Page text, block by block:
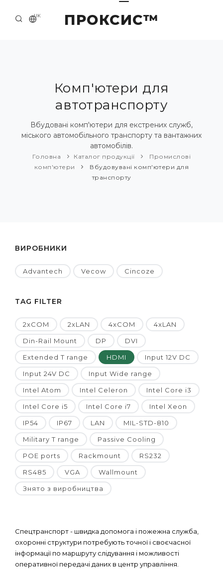
ПРОКСИС™
UK
ПРИКЛАДИ ТА РІШЕННЯ
КАТАЛОГ ПРОДУКЦІЇ
Комп'ютери для
автотранспорту
Вбудовані комп'ютери для екстрених служб,
міського автомобільного транспорту та вантажних
автомобілів.
Головна Каталог продукції
Промислові
комп'ютери
Вбудовувані комп'ютери для
транспорту
ВИРОБНИКИ
Advantech Vecow Cincoze
TAG FILTER
2xCOM 2xLAN 4xCOM 4xLAN
Din-Rail Mount DP DVI
Extended T range HDMI Input 12V DC
Input 24V DC Input Wide range
Intel Atom Intel Celeron Intel Core i3
Intel Core i5 Intel Core i7 Intel Xeon
IP54 IP67 LAN MIL-STD-810
Military T range Passive Cooling
POE ports Rackmount RS232
RS485 VGA Wallmount
Знято з виробництва
Спецтранспорт - швидка допомога і пожежна служба,
охоронні структури потребують точної і своєчасної
інформації по маршруту слідування і можливості
оперативної передачі даних в центр управління.